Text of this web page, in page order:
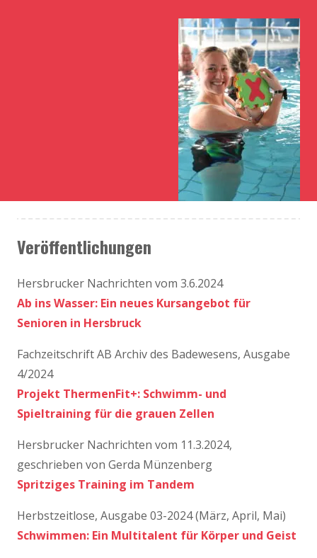
Veröffentlichungen
Hersbrucker Nachrichten vom 3.6.2024
Ab ins Wasser: Ein neues Kursangebot für
Senioren in Hersbruck
Fachzeitschrift AB Archiv des Badewesens, Ausgabe
4/2024
Projekt ThermenFit+: Schwimm- und
Spieltraining für die grauen Zellen
Hersbrucker Nachrichten vom 11.3.2024,
geschrieben von Gerda Münzenberg
Spritziges Training im Tandem
Herbstzeitlose, Ausgabe 03-2024 (März, April, Mai)
Schwimmen: Ein Multitalent für Körper und Geist